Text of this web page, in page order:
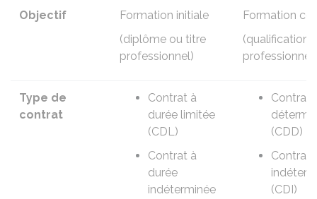
Objectif
Formation initiale
(diplôme ou titre
professionnel)
Formation
(qualification
Type de
contrat
Contrat à
durée limitée
(CDL)
Contrat à
durée
indéterminée
Contrat
(CDD)
Contrat
(CDI)